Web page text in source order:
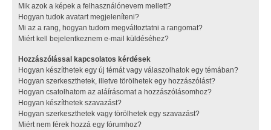
Mik azok a képek a felhasználónevem mellett?
Hogyan tudok avatart megjeleníteni?
Mi az a rang, hogyan tudom megváltoztatni a rangomat?
Miért kell bejelentkeznem e-mail küldéséhez?
Hozzászólással kapcsolatos kérdések
Hogyan készíthetek egy új témát vagy válaszolhatok egy témában?
Hogyan szerkeszthetek, illetve törölhetek egy hozzászólást?
Hogyan csatolhatom az aláírásomat a hozzászólásomhoz?
Hogyan készíthetek szavazást?
Hogyan szerkeszthetek vagy törölhetek egy szavazást?
Miért nem férek hozzá egy fórumhoz?